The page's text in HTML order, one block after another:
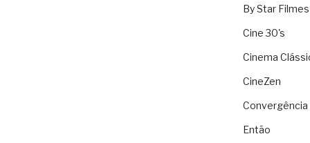
By Star Filmes
Cine 30's
Cinema
CineZen
Convergência
Então